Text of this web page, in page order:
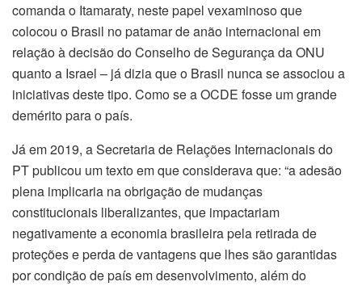
comanda o Itamaraty, neste papel vexaminoso que
colocou o Brasil no patamar de anão internacional em
relação à decisão do Conselho de Segurança da ONU
quanto a Israel – já dizia que o Brasil nunca se associou a
iniciativas deste tipo. Como se a OCDE fosse um grande
demérito para o país.
Já em 2019, a Secretaria de Relações Internacionais do
PT publicou um texto em que considerava que: “a adesão
plena implicaria na obrigação de mudanças
constitucionais liberalizantes, que impactariam
negativamente a economia brasileira pela retirada de
proteções e perda de vantagens que lhes são garantidas
por condição de país em desenvolvimento, além do